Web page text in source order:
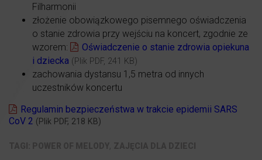
Filharmonii
złożenie obowiązkowego pisemnego oświadczenia
o stanie zdrowia przy wejściu na koncert, zgodnie ze
wzorem:
Oświadczenie o stanie zdrowia opiekuna
i dziecka (Plik PDF, 241 KB)
zachowania dystansu 1,5 metra od innych
uczestników koncertu
Regulamin bezpieczeństwa w trakcie epidemii SARS
CoV 2 (Plik PDF, 218 KB)